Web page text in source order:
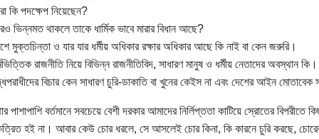
কি পদক্ষেপ নিয়েছেন?
ভিন্নমত থাকলে তাকে ধার্মিক ভাবে মারার বিধান আছে?
মুক্তচিন্তা ও যার যার ধর্মীয় অধিকার রক্ষার অধিকার আছে কি নাই বা কেন জরুরি।
রাজনীতি নিয়ে বিভিন্ন রাজনীতিবিদ, সাধারণ মানুষ ও ধর্মীয় নেতাদের অবস্থান কি।
বিচার কেন সাধারণ চুরি-ডাকাতি বা খুনের কেইস না এবং দেশের আইন মোতাবেক
পাশাপাশি বর্তমানে সবচেয়ে বেশী দরকার আমাদের নির্লিপ্ততা কাটিয়ে স্রোতের
হই না। আবার কেউ চোর ধরলে, সে আসলেই চোর কিনা, কি কারনে চুরি করছে,